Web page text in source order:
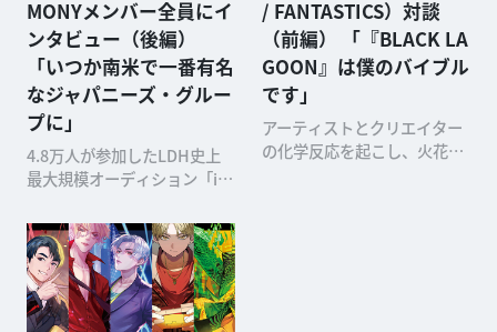
MONYメンバー全員にイ
ンタビュー（後編）
「いつか南米で一番有名
なジャパニーズ・グルー
プに」
4.8万人が参加したLDH史上
最大規模オーディション「iC
n～」のファイナリストであ
る GHEE、HIROTOに、iCON
Z第二章から参加したRYOJI、
SUZUKIを加えた４人組ボー
カル&amp;ラップグループ...
/ FANTASTICS）対談
（前編） 「『BLACK LA
GOON』は僕のバイブル
です」
アーティストとクリエイター
の化学反応を起こし、火花を